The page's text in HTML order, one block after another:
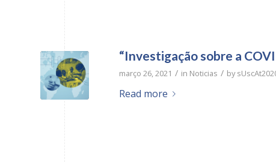
“Investigação sobre a
março 26, 2021 / in Noticias / by
Read more